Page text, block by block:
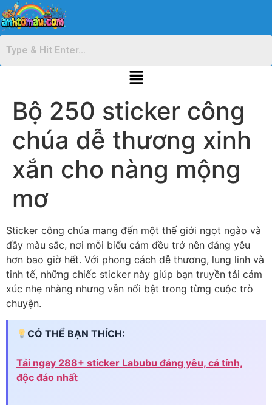
Bộ 250 sticker công
chúa dễ thương xinh
xắn cho nàng mộng
mơ
Sticker công chúa mang đến một thế giới ngọt ngào và
đầy màu sắc, nơi mỗi biểu cảm đều trở nên đáng yêu
hơn bao giờ hết. Với phong cách dễ thương, lung linh và
tinh tế, những chiếc sticker này giúp bạn truyền tải cảm
xúc nhẹ nhàng nhưng vẫn nổi bật trong từng cuộc trò
chuyện.
CÓ THỂ BẠN THÍCH:
Tải ngay 288+ sticker Labubu đáng yêu, cá tính,
độc đáo nhất